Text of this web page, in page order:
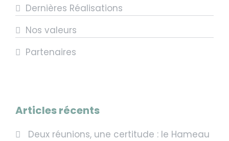
Dernières Réalisations
Nos valeurs
Partenaires
Articles récents
Deux réunions, une certitude : le Hameau